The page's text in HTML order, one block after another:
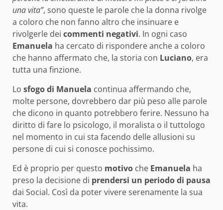
una vita”, sono queste le parole che la donna rivolge
a coloro che non fanno altro che insinuare e
rivolgerle dei commenti negativi. In ogni caso
Emanuela ha cercato di rispondere anche a coloro
che hanno affermato che, la storia con Luciano, era
tutta una finzione.
Lo sfogo di Manuela continua affermando che,
molte persone, dovrebbero dar più peso alle parole
che dicono in quanto potrebbero ferire. Nessuno ha
diritto di fare lo psicologo, il moralista o il tuttologo
nel momento in cui sta facendo delle allusioni su
persone di cui si conosce pochissimo.
Ed è proprio per questo motivo che Emanuela ha
preso la decisione di prendersi un periodo di pausa
dai Social. Così da poter vivere serenamente la sua
vita.